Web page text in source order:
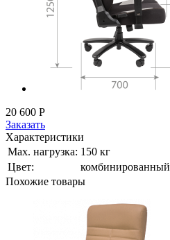
20 600 Р
Заказать
Характеристики
Мах. нагрузка: 150 кг
Цвет:
комбинированный
Похожие товары